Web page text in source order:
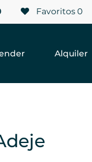
Favoritos0
Alquiler